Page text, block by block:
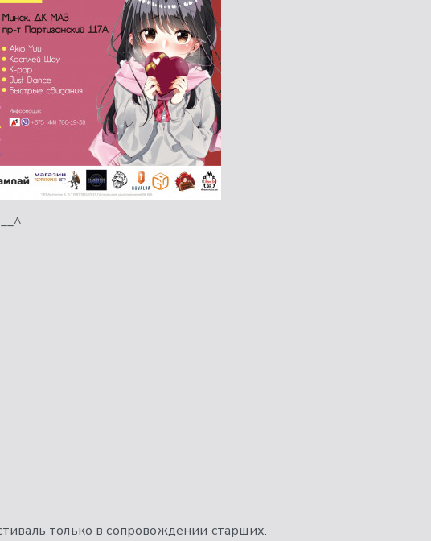
только в сопровождении старших.